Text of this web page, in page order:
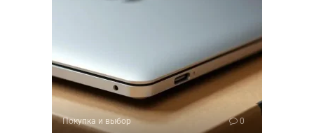
Покупка и выбор 0